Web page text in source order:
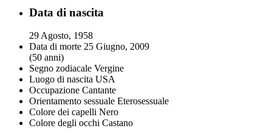
Data di nascita
29 Agosto, 1958
Data di morte 25 Giugno, 2009
(50 anni)
Segno zodiacale Vergine
Luogo di nascita USA
Occupazione Cantante
Orientamento sessuale Eterosessuale
Colore dei capelli Nero
Colore degli occhi Castano